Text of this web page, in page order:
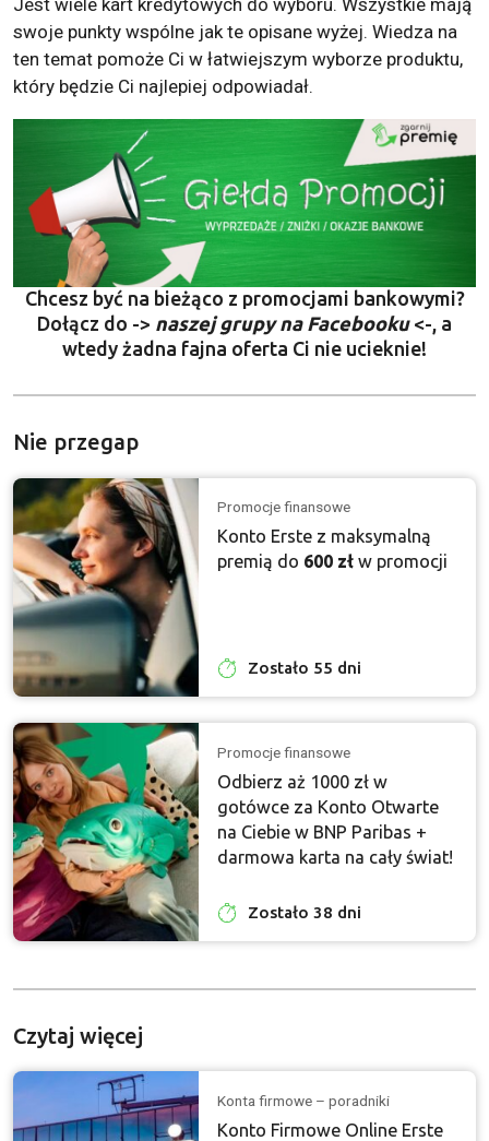
Jest wiele kart kredytowych do wyboru. Wszystkie mają
swoje punkty wspólne jak te opisane wyżej. Wiedza na
ten temat pomoże Ci w łatwiejszym wyborze produktu,
który będzie Ci najlepiej odpowiadał.
Chcesz być na bieżąco z promocjami bankowymi?
Dołącz do -> naszej grupy na Facebooku<-, a
wtedy żadna fajna oferta Ci nie ucieknie!
Nie przegap
Promocje finansowe
Konto Erste z maksymalną
premią do 600 zł w promocji
Zostało 55 dni
Promocje finansowe
Odbierz aż 1000 zł w
gotówce za Konto Otwarte
na Ciebie w BNP Paribas +
darmowa karta na cały świat!
Zostało 38 dni
Czytaj więcej
Konta firmowe – poradniki
Konto Firmowe Online Erste